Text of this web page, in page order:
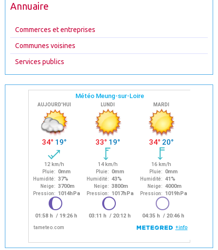
Annuaire
Commerces et entreprises
Communes voisines
Services publics